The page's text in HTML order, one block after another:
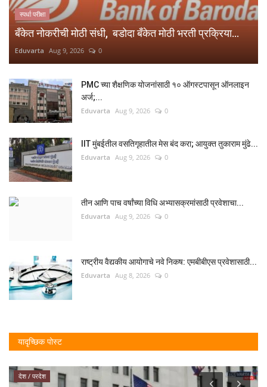
स्पर्धा परीक्षा
बँकेत नोकरीची मोठी संधी, बडोदा बँकेत मोठी भरती प्रक्रिया...
Eduvarta Aug 9, 2026 0
PMC च्या शैक्षणिक योजनांसाठी १० ऑगस्टपासून ऑनलाइन
अर्ज;...
Eduvarta Aug 9, 2026 0
IIT मुंबईतील वसतिगृहातील मेस बंद करा; आयुक्त तुकाराम मुंढे...
Eduvarta Aug 9, 2026 0
तीन आणि पाच वर्षांच्या विधि अभ्यासक्रमांसाठी प्रवेशाचा...
Eduvarta Aug 9, 2026 0
राष्ट्रीय वैद्यकीय आयोगाचे नवे निकष: एमबीबीएस प्रवेशासाठी...
Eduvarta Aug 8, 2026 0
यादृच्छिक पोस्ट
देश / परदेश